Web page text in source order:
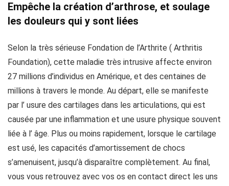
Empêche la création d’arthrose, et soulage
les douleurs qui y sont liées
Selon la très sérieuse Fondation de l’Arthrite ( Arthritis
Foundation), cette maladie très intrusive affecte environ
27 millions d’individus en Amérique, et des centaines de
millions à travers le monde. Au départ, elle se manifeste
par l’ usure des cartilages dans les articulations, qui est
causée par une inflammation et une usure physique souvent
liée à l’ âge. Plus ou moins rapidement, lorsque le cartilage
est usé, les capacités d’amortissement de chocs
s’amenuisent, jusqu’à disparaître complètement. Au final,
vous vous retrouvez avec vos os en contact direct les uns